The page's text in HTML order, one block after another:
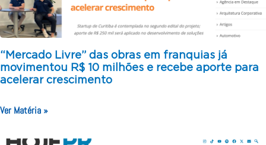
“Mercado Livre” das obras em franquias já
movimentou R$ 10 milhões e recebe aporte para
acelerar crescimento
Ver Matéria »